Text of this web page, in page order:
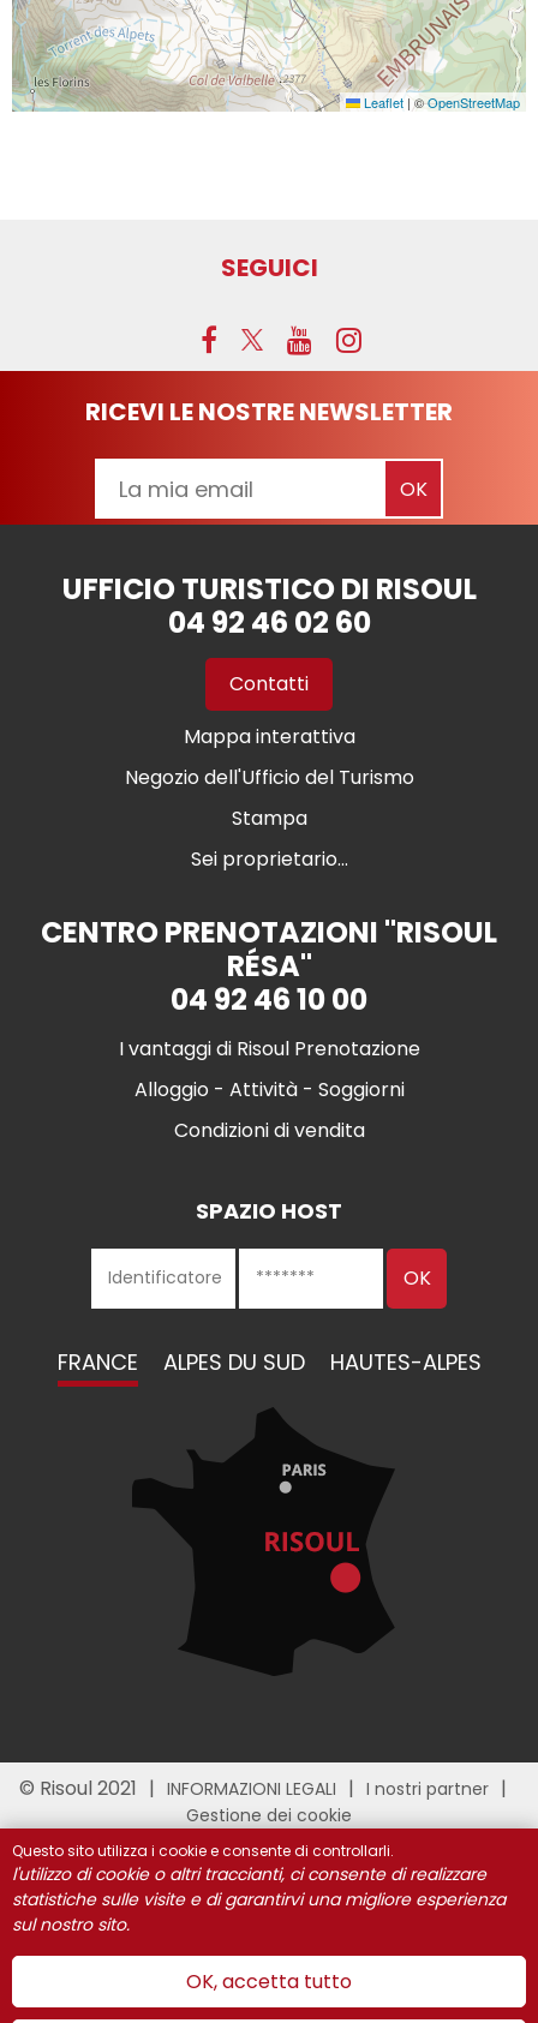
Leaflet | ©OpenStreetMap
SEGUICI
RICEVI LE NOSTRE NEWSLETTER
UFFICIO TURISTICO DI RISOUL
04 92 46 02 60
Contatti
Mappa interattiva
Negozio dell'Ufficio del Turismo
Stampa
Sei proprietario...
CENTRO PRENOTAZIONI "RISOUL
RÉSA"
04 92 46 10 00
I vantaggi di Risoul Prenotazione
Alloggio - Attività - Soggiorni
Condizioni di vendita
SPAZIO HOST
FRANCE ALPES DU SUD HAUTES-ALPES
© Risoul 2021 INFORMAZIONI LEGALI
I nostri partner
Gestione dei cookie
Questo sito utilizza i cookie e consente di controllarli.
l'utilizzo di cookie o altri traccianti, ci consente di realizzare
statistiche sulle visite e di garantirvi una migliore esperienza
sul nostro sito.
OK, accetta tutto